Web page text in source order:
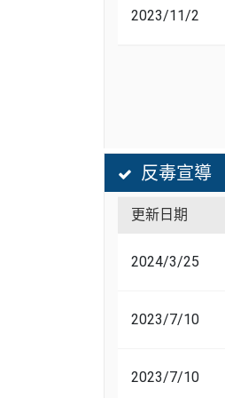
2023/11/2
反毒宣導
更新日期
2024/3/25
2023/7/10
2023/7/10